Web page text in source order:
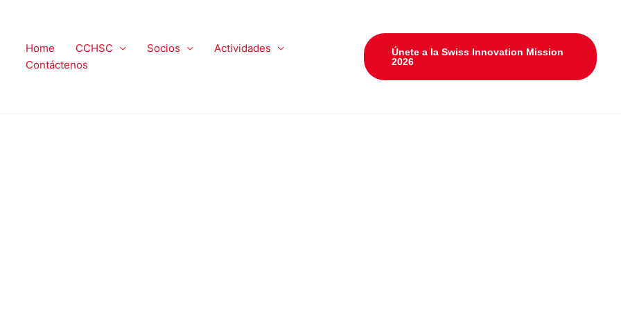
Home CCHSC Socios
Actividades
Contáctenos
Únete a la Swiss Innovation Mission
2026